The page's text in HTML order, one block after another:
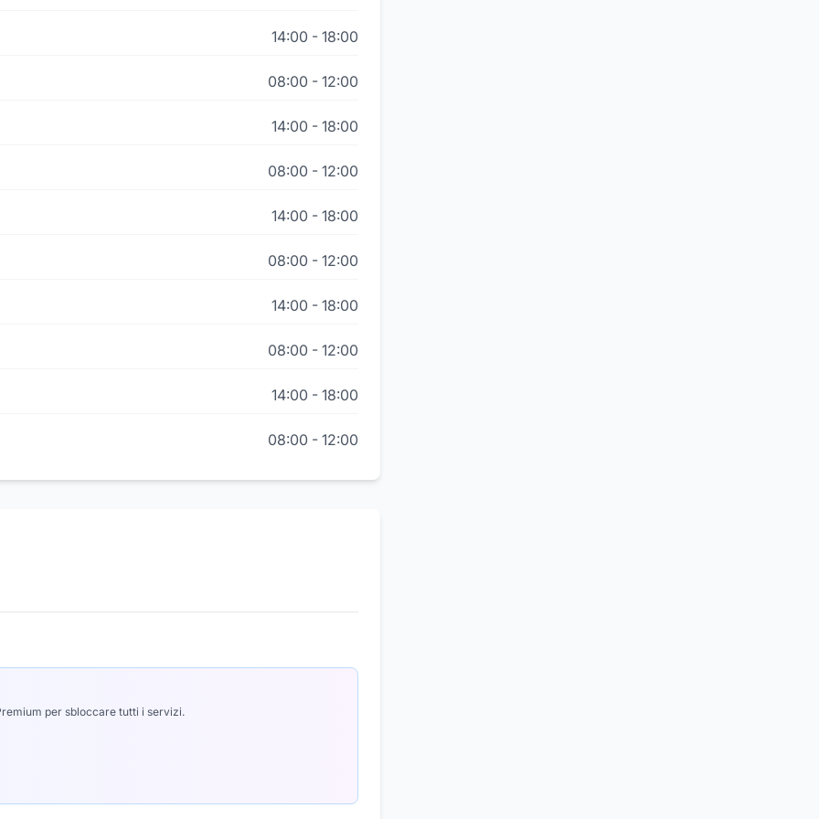
14:00 - 18:00
08:00 - 12:00
14:00 - 18:00
08:00 - 12:00
14:00 - 18:00
08:00 - 12:00
14:00 - 18:00
08:00 - 12:00
14:00 - 18:00
08:00 - 12:00
per sbloccare tutti i servizi.